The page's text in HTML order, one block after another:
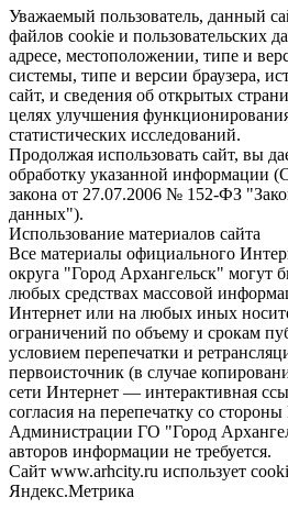
Уважаемый пользователь, данный
файлов cookie и пользовательских
адресе, местоположении, типе и
системы, типе и версии браузера,
сайт, и сведения об открытых
целях улучшения
статистических исследований.
Продолжая использовать сайт, вы
обработку указанной информации
закона от 27.07.2006 № 152-ФЗ
данных").
Использование материалов сайта
Все материалы официального
округа "Город Архангельск" могут
любых средствах массовой
Интернет или на любых иных
ограничений по объему и срокам
условием перепечатки и
первоисточник (в случае
сети Интернет — интерактивная
согласия на перепечатку со
Администрации ГО "Город
авторов информации не требуется.
Сайт www.arhcity.ru использует
Яндекс.Метрика